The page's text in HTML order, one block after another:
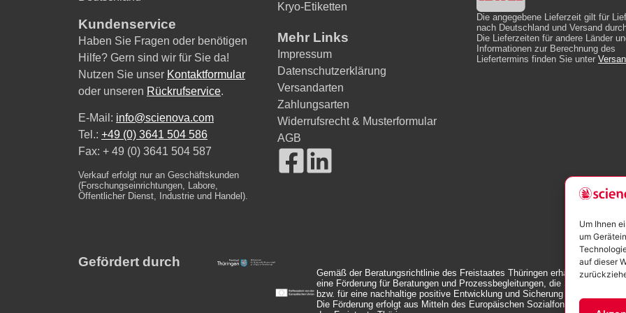
Um Ihnen
um
auf dieser
Kundenservice
Haben Sie Fragen oder benötigen
Hilfe? Gern sind wir für Sie da!
Nutzen Sie unser Kontaktformular
oder unseren Rückrufservice.
E-Mail: info@scienova.com
Tel.: +49 (0) 3641 504 586
Fax: + 49 (0) 3641 504 587
Verkauf erfolgt nur an Geschäftskunden
(Forschungseinrichtungen, Labore,
Öffentlicher Dienst, Industrie und Handel).
Kryo-Etiketten
Mehr Links
Impressum
Datenschutzerklärung
Versandarten
Zahlungsarten
Widerrufsrecht & Musterformular
AGB
Die angegebene Lieferzeit gilt für
nach Deutschland und Versand
Die Lieferzeiten für andere Länder
Informationen zur Berechnung des
Liefertermins finden Sie unter
Gefördert durch
Gemäß der Beratungsrichtlinie des Freistaates Thüringen erhält das
eine Förderung für Beratungen und Prozessbegleitungen, die Strategien
bzw. für eine nachhaltige positive Entwicklung und Sicherung von KMU
Die Förderung erfolgt aus Mitteln des Europäischen Sozialfonds Plus und